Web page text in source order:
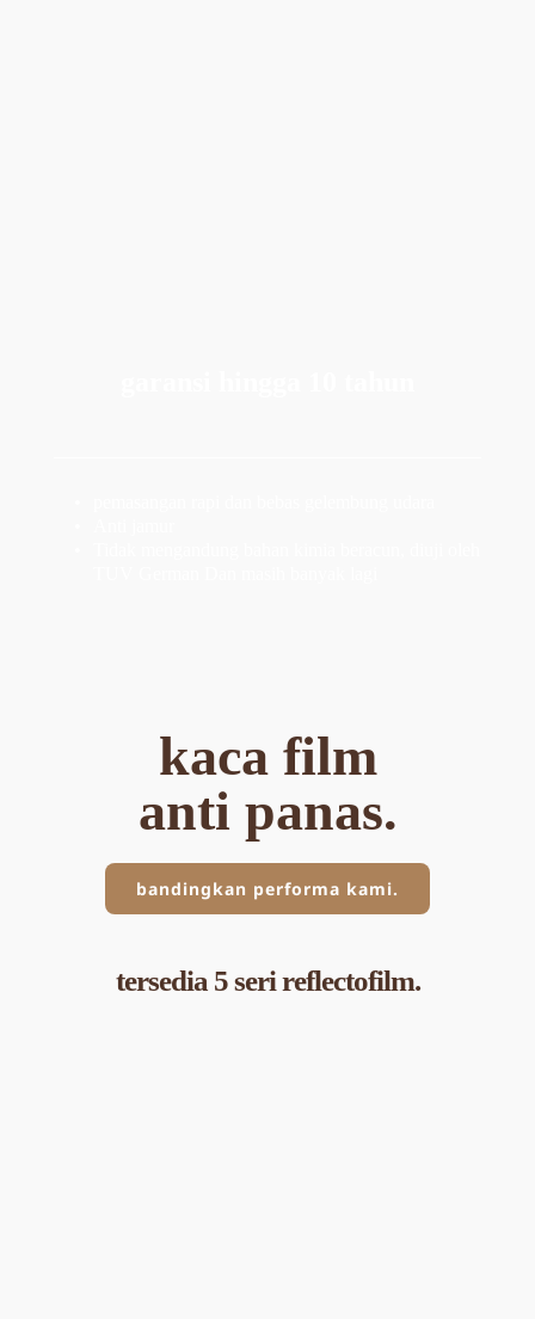
kaca film
anti panas.
bandingkan performa kami.
tersedia 5 seri reflectofilm.